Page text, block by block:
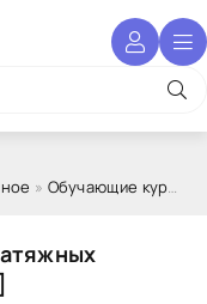
» Обучающие курсы